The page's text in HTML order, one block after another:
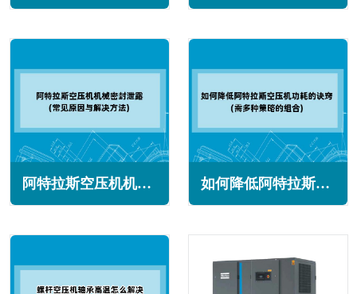
阿特拉斯空压机机械密封泄露怎么办(常见原因与解决方法) 如何降低阿特拉斯空压机功耗的诀窍(需多种策略的组合)